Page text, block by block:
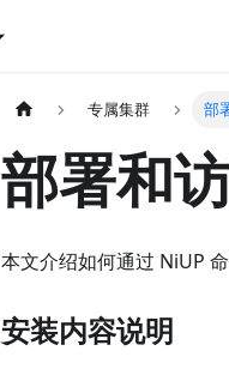
专属集群 部
部署和
本文介绍如何通过 NiUP
安装内容说明